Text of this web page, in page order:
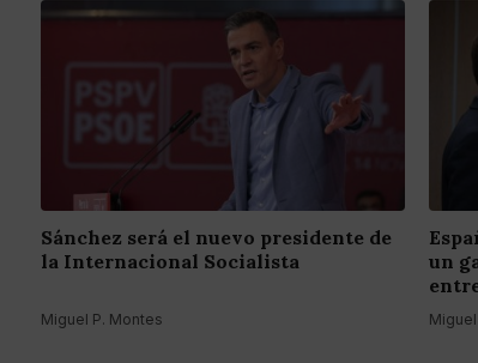
Sánchez será el nuevo presidente de
la Internacional Socialista
Miguel P. Montes
un